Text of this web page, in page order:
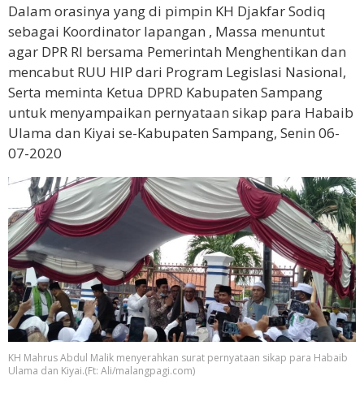
Dalam orasinya yang di pimpin KH Djakfar Sodiq
sebagai Koordinator lapangan , Massa menuntut
agar DPR RI bersama Pemerintah Menghentikan dan
mencabut RUU HIP dari Program Legislasi Nasional,
Serta meminta Ketua DPRD Kabupaten Sampang
untuk menyampaikan pernyataan sikap para Habaib
Ulama dan Kiyai se-Kabupaten Sampang, Senin 06-
07-2020
KH Mahrus Abdul Malik menyerahkan surat pernyataan sikap para Habaib
Ulama dan Kiyai.(Ft: Ali/malangpagi.com)